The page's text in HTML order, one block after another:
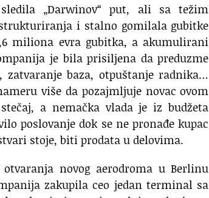
„Darwinov“ put, ali sa težim
i stalno gomilala gubitke
miliona evra gubitka, a akumulirani
je bila prisiljena da preduzme
baza, otpuštanje radnika…
više da pozajmljuje novac ovom
a nemačka vlada je iz budžeta
poslovanje dok se ne pronađe kupac
stoje, biti prodata u delovima.
novog aerodroma u Berlinu
zakupila ceo jedan terminal sa